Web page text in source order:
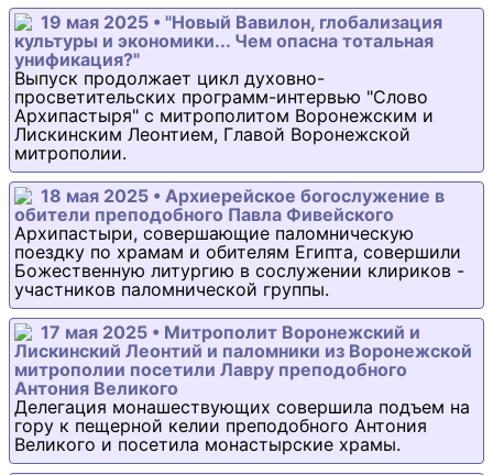
19 мая 2025 • "Новый Вавилон, глобализация
культуры и экономики... Чем опасна тотальная
унификация?"
Выпуск продолжает цикл духовно-
просветительских программ-интервью "Слово
Архипастыря" с митрополитом Воронежским и
Лискинским Леонтием, Главой Воронежской
митрополии.
18 мая 2025 • Архиерейское богослужение в
обители преподобного Павла Фивейского
Архипастыри, совершающие паломническую
поездку по храмам и обителям Египта, совершили
Божественную литургию в сослужении клириков -
участников паломнической группы.
17 мая 2025 • Митрополит Воронежский и
Лискинский Леонтий и паломники из Воронежской
митрополии посетили Лавру преподобного
Антония Великого
Делегация монашествующих совершила подъем на
гору к пещерной келии преподобного Антония
Великого и посетила монастырские храмы.